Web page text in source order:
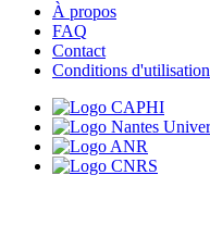
À propos
FAQ
Contact
Conditions d'utilisation